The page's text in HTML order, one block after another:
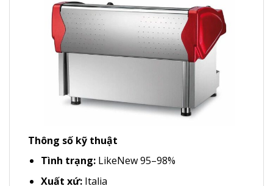
Thông số kỹ thuật
Tình trạng:LikeNew 95–98%
Xuất xứ:Italia